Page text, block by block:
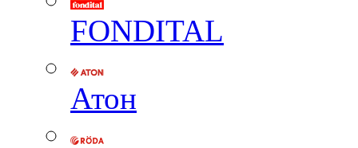
FONDITAL
Атон